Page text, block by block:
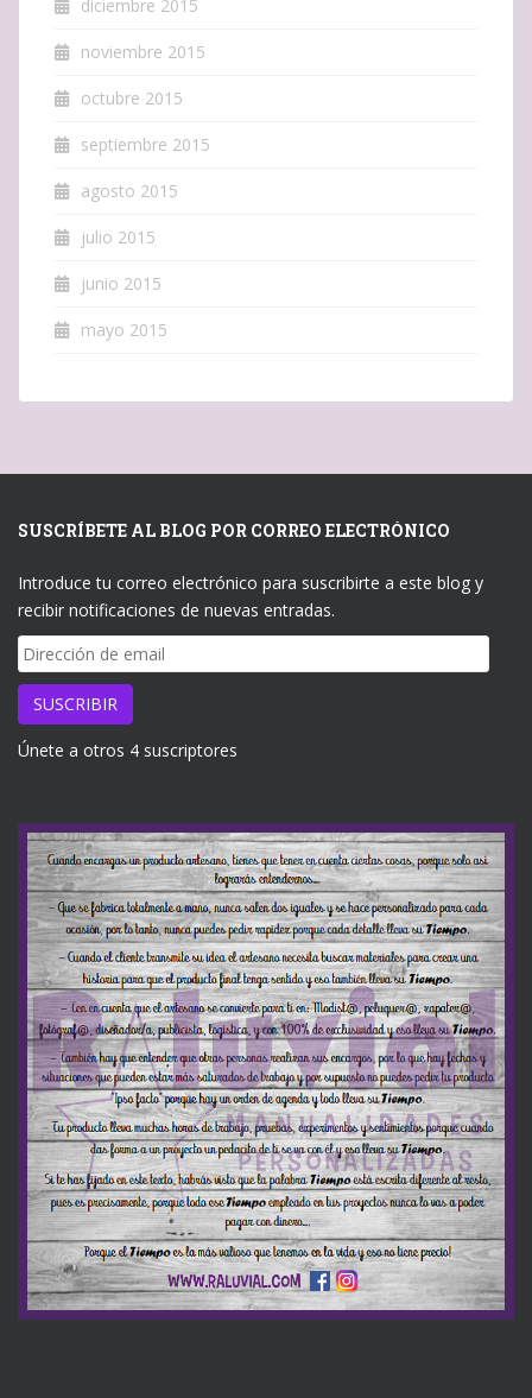
diciembre 2015
noviembre 2015
octubre 2015
septiembre 2015
agosto 2015
julio 2015
junio 2015
mayo 2015
SUSCRÍBETE AL BLOG POR CORREO ELECTRÓNICO
Introduce tu correo electrónico para suscribirte a este blog y
recibir notificaciones de nuevas entradas.
Dirección
de
email
SUSCRIBIR
Únete a otros 4 suscriptores